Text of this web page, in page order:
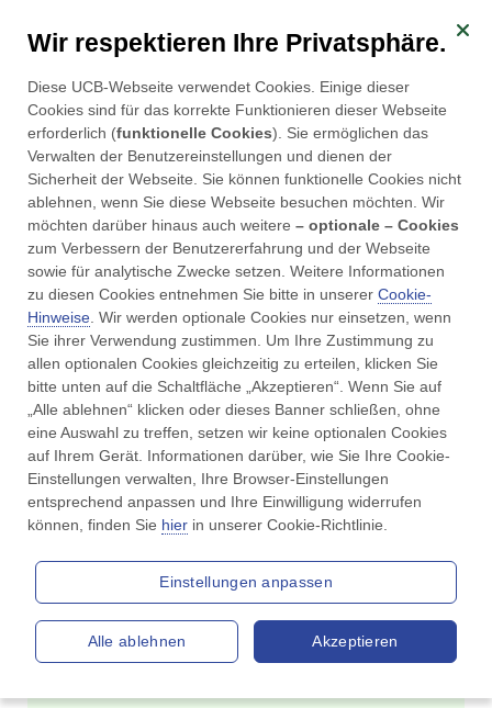
Willkommen
Diese Webseite richtet sich ausschließlich an
Patient:innen, die im Rahmen ihrer entzündlich
rheumatischen Erkrankung mit einem UCB-
Medikament behandelt werden. Bitte geben Sie die
EU-Zulassungsnummer (beginnend mit EU/) ein, um
sich anzumelden. Die EU-Zulassungsnummer finden
Sie auf der Verpackung Ihres UCB-Medikaments.
Informationen für Fachkreise
Erfahren Sie mehr, indem
Wir respektieren Ihre Privatsphäre.
Diese UCB-Webseite verwendet Cookies. Einige dieser
Cookies sind für das korrekte Funktionieren dieser Webseite
erforderlich (funktionelle Cookies). Sie ermöglichen das
Verwalten der Benutzereinstellungen und dienen der
Sicherheit der Webseite. Sie können funktionelle Cookies nicht
ablehnen, wenn Sie diese Webseite besuchen möchten. Wir
möchten darüber hinaus auch weitere – optionale – Cookies
zum Verbessern der Benutzererfahrung und der Webseite
sowie für analytische Zwecke setzen. Weitere Informationen
zu diesen Cookies entnehmen Sie bitte in unserer Cookie-
Hinweise . Wir werden optionale Cookies nur einsetzen, wenn
Sie ihrer Verwendung zustimmen. Um Ihre Zustimmung zu
allen optionalen Cookies gleichzeitig zu erteilen, klicken Sie
bitte unten auf die Schaltfläche „Akzeptieren“. Wenn Sie auf
„Alle ablehnen“ klicken oder dieses Banner schließen, ohne
eine Auswahl zu treffen, setzen wir keine optionalen Cookies
auf Ihrem Gerät. Informationen darüber, wie Sie Ihre Cookie-
Einstellungen verwalten, Ihre Browser-Einstellungen
entsprechend anpassen und Ihre Einwilligung widerrufen
können, finden Sie hier in unserer Cookie-Richtlinie.
Alle ablehnen
Einstellungen anpassen
Akzeptieren